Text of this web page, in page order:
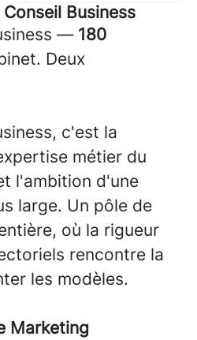
Business
— 180
Deux
c'est la
métier du
l'ambition d'une
large. Un pôle de
où la rigueur
rencontre la
les modèles.
Marketing